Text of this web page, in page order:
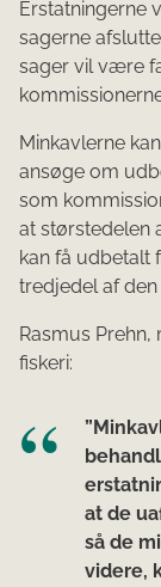
Erstatningerne
sagerne
sager vil være
Minkavlerne
ansøge om
som
at størstedelen
kan få udbetalt
tredjedel af
Rasmus
fiskeri:
at de
så de
videre,